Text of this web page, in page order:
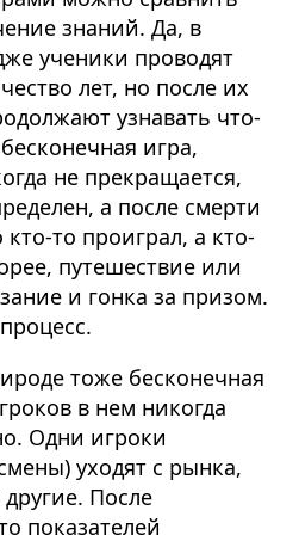
знаний. Да, в
ученики проводят
лет, но после их
узнавать что-
игра,
не прекращается,
а после смерти
кто-то проиграл, а кто-
путешествие или
и гонка за призом.
тоже бесконечная
в нем никогда
Одни игроки
уходят с рынка,
После
показателей